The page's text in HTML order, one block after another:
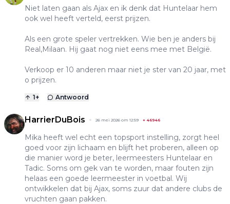
Niet laten gaan als Ajax en ik denk dat Huntelaar hem
ook wel heeft verteld, eerst prijzen.
Als een grote speler vertrekken. Wie ben je anders bij
Real,Milaan. Hij gaat nog niet eens mee met België.
Verkoop er 10 anderen maar niet je ster van 20 jaar, met
o prijzen.
1+ Antwoord
HarrierDuBois 26 mei 2026 om 12:59 + 46946
Mika heeft wel echt een topsport instelling, zorgt heel
goed voor zijn lichaam en blijft het proberen, alleen op
die manier word je beter, leermeesters Huntelaar en
Tadic. Soms om gek van te worden, maar fouten zijn
helaas een goede leermeester in voetbal. Wij
ontwikkelen dat bij Ajax, soms zuur dat andere clubs de
vruchten gaan pakken.